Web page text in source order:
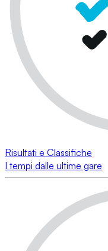
Risultati e Classifiche
I tempi dalle ultime gare